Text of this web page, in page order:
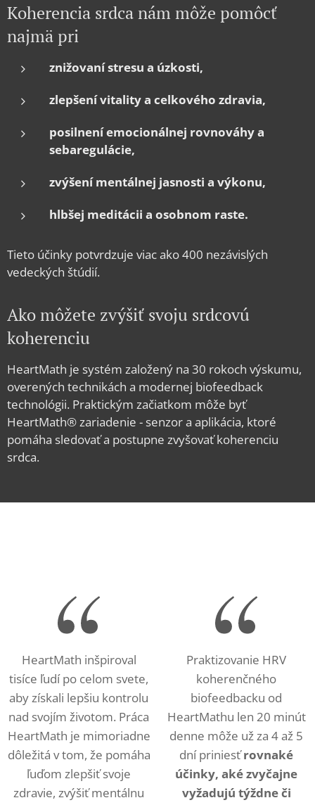
Koherencia srdca nám môže pomôcť
najmä pri
znižovaní stresu a úzkosti,
zlepšení vitality a celkového zdravia,
posilnení emocionálnej rovnováhy a
sebaregulácie,
zvýšení mentálnej jasnosti a výkonu,
hlbšej meditácii a osobnom raste.
Tieto účinky potvrdzuje viac ako 400 nezávislých
vedeckých štúdií.
Ako môžete zvýšiť svoju srdcovú
koherenciu
HeartMath je systém založený na 30 rokoch výskumu,
overených technikách a modernej biofeedback
technológii. Praktickým začiatkom môže byť
HeartMath® zariadenie - senzor a aplikácia, ktoré
pomáha sledovať a postupne zvyšovať koherenciu
srdca.
HeartMath inšpiroval
tisíce ľudí po celom svete,
aby získali lepšiu kontrolu
nad svojím životom. Práca
HeartMath je mimoriadne
dôležitá v tom, že pomáha
ľuďom zlepšiť svoje
zdravie, zvýšiť mentálnu
Praktizovanie HRV
koherenčného
biofeedbacku od
HeartMathu len 20 minút
denne môže už za 4 až 5
dní priniesťrovnaké
účinky, aké zvyčajne
vyžadujú týždne či